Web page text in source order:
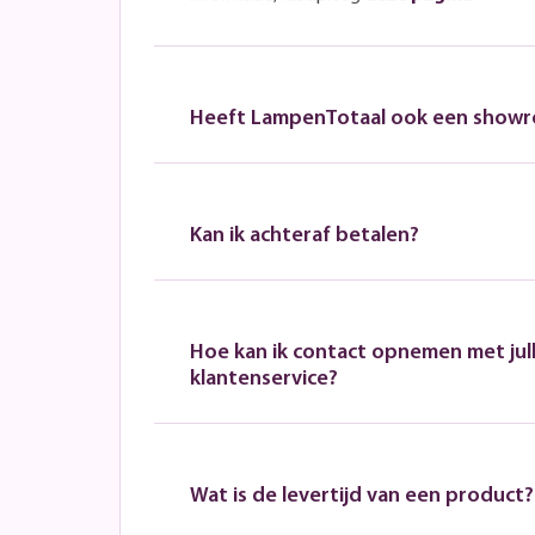
Heeft LampenTotaal ook een
Kan ik achteraf betalen?
Hoe kan ik contact opnemen met
klantenservice?
Wat is de levertijd van een product?